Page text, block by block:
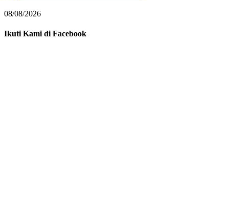
08/08/2026
Ikuti Kami di Facebook